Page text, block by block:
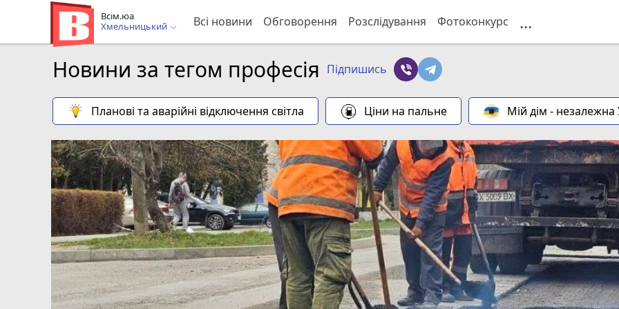
Всім.юа
Хмельницький
Всі новини Обговорення Розслідування Фотоконкурс ...
Новини за тегом професія Підпишись
Планові та аварійні відключення світла Ціни на пальне Мій дім - незалежна